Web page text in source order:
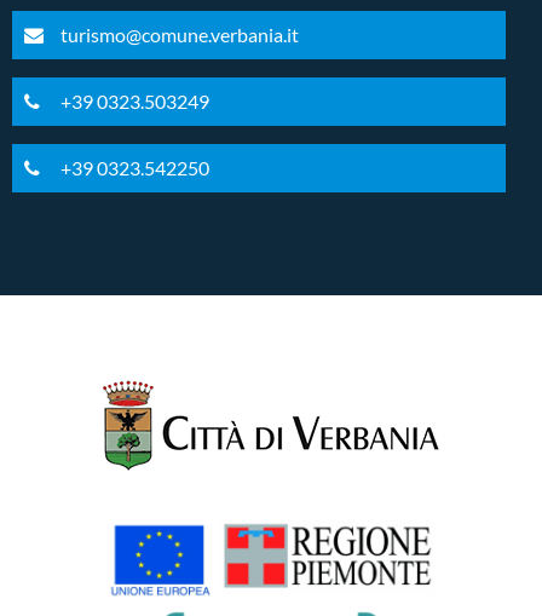
turismo@comune.verbania.it
+39 0323.503249
+39 0323.542250